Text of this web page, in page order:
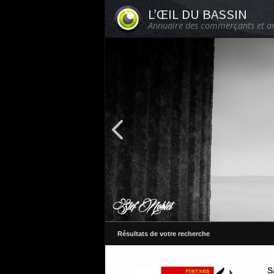
L’ŒIL DU BASSIN
Annuaire des commerçants et
Résultats de votre recherche